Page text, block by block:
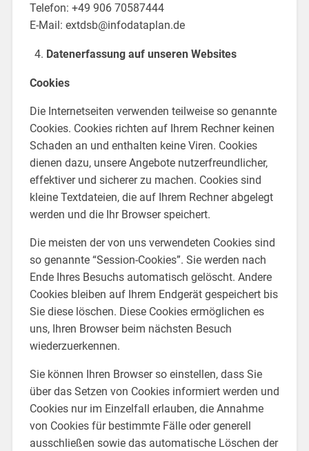
Telefon: +49 906 70587444
E-Mail: extdsb@infodataplan.de
Datenerfassung auf unseren Websites
Cookies
Die Internetseiten verwenden teilweise so genannte
Cookies. Cookies richten auf Ihrem Rechner keinen
Schaden an und enthalten keine Viren. Cookies
dienen dazu, unsere Angebote nutzerfreundlicher,
effektiver und sicherer zu machen. Cookies sind
kleine Textdateien, die auf Ihrem Rechner abgelegt
werden und die Ihr Browser speichert.
Die meisten der von uns verwendeten Cookies sind
so genannte “Session-Cookies”. Sie werden nach
Ende Ihres Besuchs automatisch gelöscht. Andere
Cookies bleiben auf Ihrem Endgerät gespeichert bis
Sie diese löschen. Diese Cookies ermöglichen es
uns, Ihren Browser beim nächsten Besuch
wiederzuerkennen.
Sie können Ihren Browser so einstellen, dass Sie
über das Setzen von Cookies informiert werden und
Cookies nur im Einzelfall erlauben, die Annahme
von Cookies für bestimmte Fälle oder generell
ausschließen sowie das automatische Löschen der